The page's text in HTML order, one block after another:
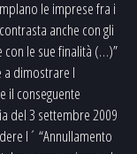
le imprese fra i
anche con gli
le sue finalità (…)”
a dimostrare l
il conseguente
del 3 settembre 2009
l´ “Annullamento